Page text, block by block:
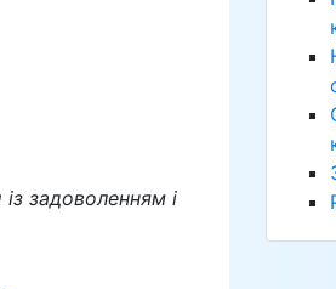
задоволенням і